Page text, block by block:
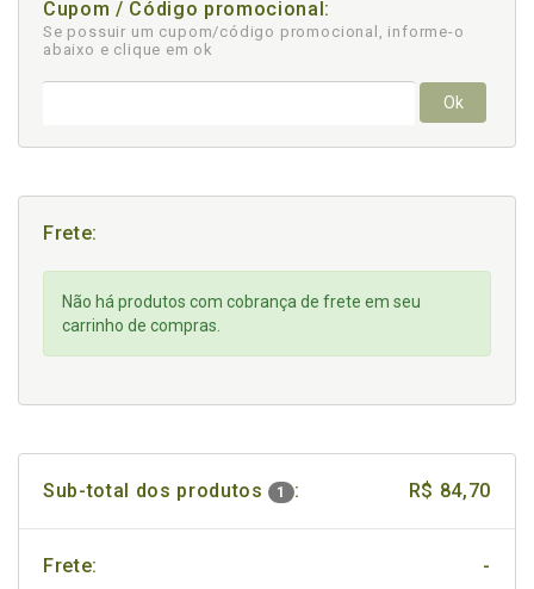
Cupom / Código promocional:
Se possuir um cupom/código promocional, informe-o
abaixo e clique em ok
Ok
Frete:
Não há produtos com cobrança de frete em seu
carrinho de compras.
Sub-total dos produtos 1 : R$ 84,70
Frete: -